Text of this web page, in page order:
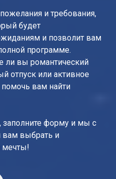
и требования,
будет
и позволит вам
программе.
ли вы романтический
отпуск или активное
вам найти
заполните форму и мы с
выбрать и
мечты!